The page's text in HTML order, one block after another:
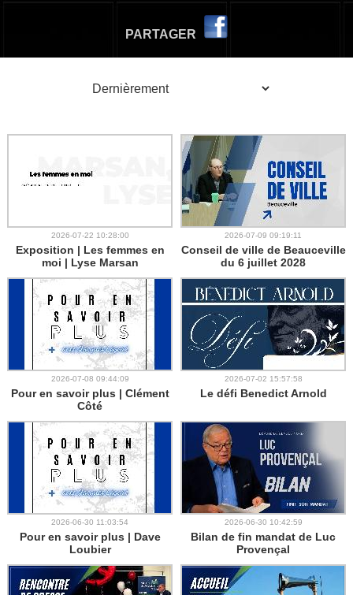
PARTAGER
2026-07-22 10:28:00
Exposition | Les femmes en
moi | Lyse Marsan
2026-07-09 09:19:11
Conseil de ville de Beauceville
du 6 juillet 2028
2026-07-08 09:44:09
Pour en savoir plus | Clément
Côté
2026-07-02 15:57:58
Le défi Benedict Arnold
2026-06-30 11:03:54
Pour en savoir plus | Dave
Loubier
2026-06-30 10:42:59
Bilan de fin mandat de Luc
Provençal